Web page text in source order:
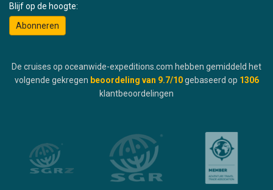
Blijf op de hoogte:
Abonneren
De cruises op oceanwide-expeditions.com hebben gemiddeld het
volgende gekregen beoordeling van 9.7/10 gebaseerd op 1306
klantbeoordelingen